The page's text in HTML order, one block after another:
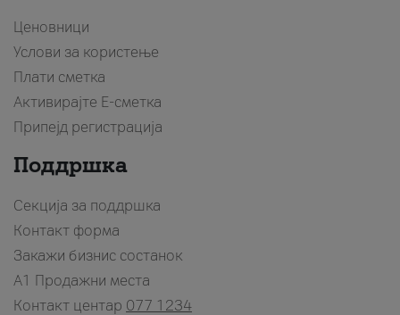
Ценовници
Услови за користење
Плати сметка
Активирајте Е-сметка
Припејд регистрација
Поддршка
Секција за поддршка
Контакт форма
Закажи бизнис состанок
A1 Продажни места
Контакт центар 077 1234